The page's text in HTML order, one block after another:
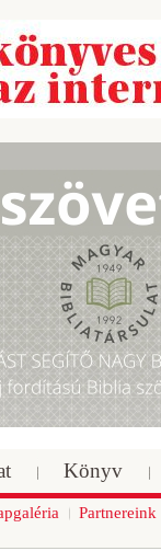
Könyv
Partnereink